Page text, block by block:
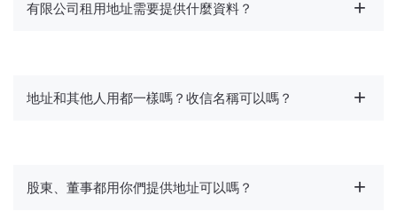
有限公司租用地址需要提供什麼資料？
地址和其他人用都一樣嗎？收信名稱可以嗎？
股東、董事都用你們提供地址可以嗎？